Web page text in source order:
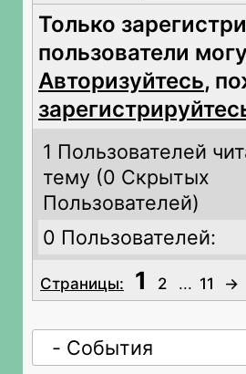
Только
пользователи
Авторизуйтесь,
1 Пользователей
тему (0 Скрытых
Пользователей)
0 Пользователей:
Страницы: 1 2 ... 11 →